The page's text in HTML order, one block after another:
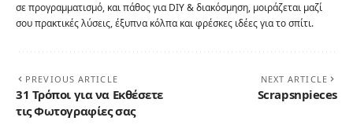
σε προγραμματισμό, και πάθος για DIY & διακόσμηση, μοιράζεται μαζί
σου πρακτικές λύσεις, έξυπνα κόλπα και φρέσκες ιδέες για το σπίτι.
PREVIOUS ARTICLE
31 Τρόποι για να Εκθέσετε
τις Φωτογραφίες σας
NEXT ARTICLE
Scrapsnpieces